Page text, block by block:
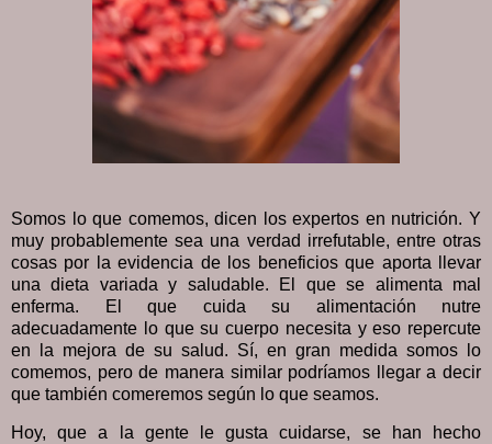
Somos lo que comemos, dicen los expertos en nutrición. Y
muy probablemente sea una verdad irrefutable, entre otras
cosas por la evidencia de los beneficios que aporta llevar
una dieta variada y saludable. El que se alimenta mal
enferma. El que cuida su alimentación nutre
adecuadamente lo que su cuerpo necesita y eso repercute
en la mejora de su salud. Sí, en gran medida somos lo
comemos, pero de manera similar podríamos llegar a decir
que también comeremos según lo que seamos.
Hoy, que a la gente le gusta cuidarse, se han hecho